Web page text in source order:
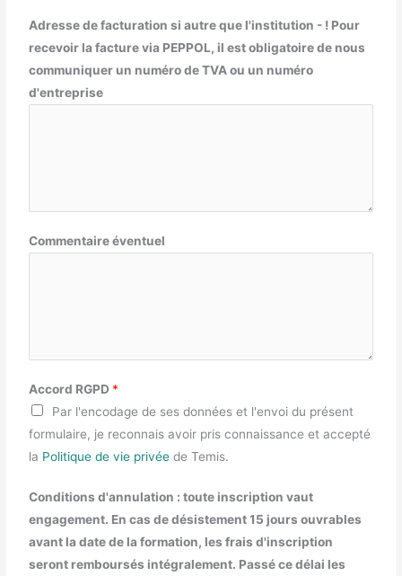
Adresse de facturation si autre que l'institution - ! Pour
recevoir la facture via PEPPOL, il est obligatoire de nous
communiquer un numéro de TVA ou un numéro
d'entreprise
Commentaire éventuel
Accord RGPD *
Par l'encodage de ses données et l'envoi du présent
formulaire, je reconnais avoir pris connaissance et accepté
la Politique de vie privée de Temis.
Conditions d'annulation : toute inscription vaut
engagement. En cas de désistement 15 jours ouvrables
avant la date de la formation, les frais d'inscription
seront remboursés intégralement. Passé ce délai les